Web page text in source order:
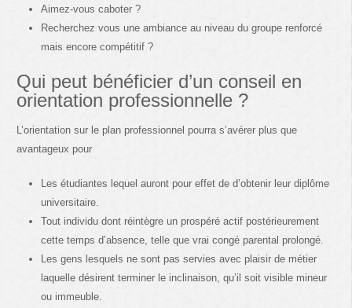
Aimez-vous caboter ?
Recherchez vous une ambiance au niveau du groupe renforcé
mais encore compétitif ?
Qui peut bénéficier d’un conseil en
orientation professionnelle ?
L’orientation sur le plan professionnel pourra s’avérer plus que
avantageux pour
Les étudiantes lequel auront pour effet de d’obtenir leur diplôme
universitaire.
Tout individu dont réintègre un prospéré actif postérieurement
cette temps d’absence, telle que vrai congé parental prolongé.
Les gens lesquels ne sont pas servies avec plaisir de métier
laquelle désirent terminer le inclinaison, qu’il soit visible mineur
ou immeuble.